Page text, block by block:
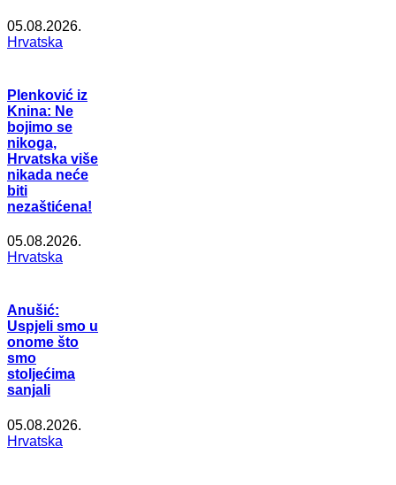
05.08.2026.
Hrvatska
Plenković iz
Knina: Ne
bojimo se
nikoga,
Hrvatska više
nikada neće
biti
nezaštićena!
05.08.2026.
Hrvatska
Anušić:
Uspjeli smo u
onome što
smo
stoljećima
sanjali
05.08.2026.
Hrvatska